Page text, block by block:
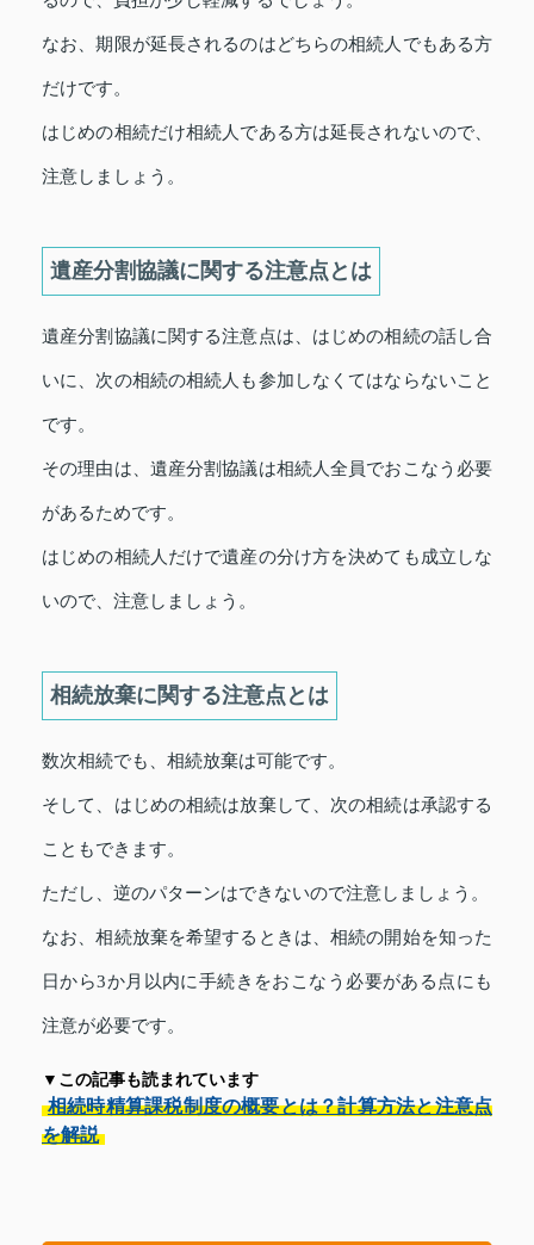
なお、期限が延長されるのはどちらの相続人でもある方
だけです。
はじめの相続だけ相続人である方は延長されないので、
注意しましょう。
遺産分割協議に関する注意点とは
遺産分割協議に関する注意点は、はじめの相続の話し合
いに、次の相続の相続人も参加しなくてはならないこと
です。
その理由は、遺産分割協議は相続人全員でおこなう必要
があるためです。
はじめの相続人だけで遺産の分け方を決めても成立しな
いので、注意しましょう。
相続放棄に関する注意点とは
数次相続でも、相続放棄は可能です。
そして、はじめの相続は放棄して、次の相続は承認する
こともできます。
ただし、逆のパターンはできないので注意しましょう。
なお、相続放棄を希望するときは、相続の開始を知った
日から3か月以内に手続きをおこなう必要がある点にも
注意が必要です。
▼この記事も読まれています
相続時精算課税制度の概要とは？計算方法と注意点
を解説